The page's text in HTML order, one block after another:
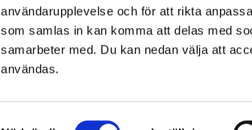
användarupplevelse och för att rikta
som samlas in kan komma att delas med
samarbeter med. Du kan nedan välja att
användas.
Samtyckesval